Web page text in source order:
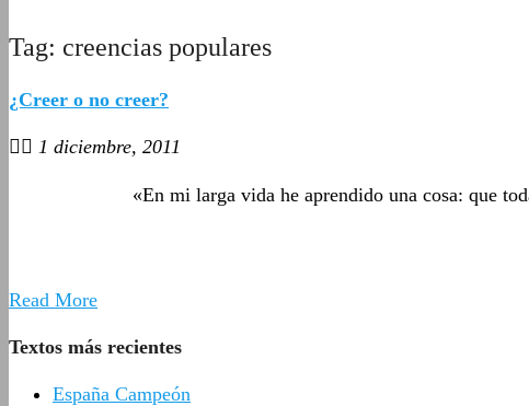
Tag: creencias populares
¿Creer o no creer?
1 diciembre, 2011
«En mi larga vida he aprendido una cosa: que
Read More
Textos más recientes
España Campeón